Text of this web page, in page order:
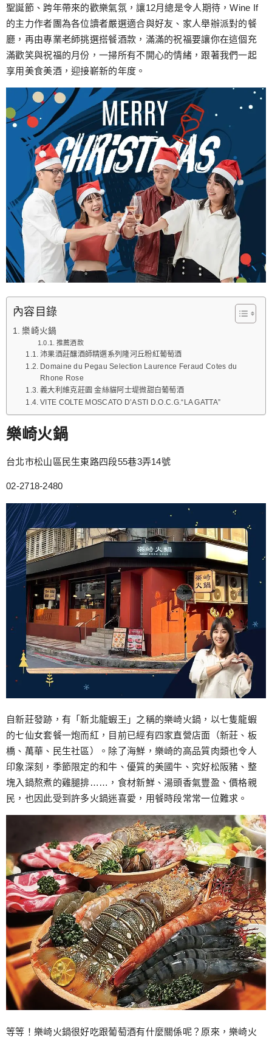
跳
至
主
要
內
容
聖誕節、跨年帶來的歡樂氣氛，讓12月總是令人期待，Wine If
的主力作者團為各位讀者嚴選適合與好友、家人舉辦派對的餐
廳，再由專業老師挑選搭餐酒款，滿滿的祝福要讓你在這個充
滿歡笑與祝福的月份，一掃所有不開心的情緒，跟著我們一起
享用美食美酒，迎接嶄新的年度。
內容目錄
樂崎火鍋
推薦酒款
沛果酒莊釀酒師精選系列隆河丘粉紅葡萄酒
Domaine du Pegau Selection Laurence Feraud Cotes du
Rhone Rose
義大利維克莊園 金絲貓阿士堤微甜白葡萄酒
VITE COLTE MOSCATO D’ASTI D.O.C.G.“LA GATTA”
樂崎火鍋
台北市松山區民生東路四段55巷3弄14號
02-2718-2480
自新莊發跡，有「新北龍蝦王」之稱的樂崎火鍋，以七隻龍蝦
的七仙女套餐一炮而紅，目前已經有四家直營店面（新莊、板
橋、萬華、民生社區）。除了海鮮，樂崎的高品質肉類也令人
印象深刻，季節限定的和牛、優質的美國牛、究好松阪豬、整
塊入鍋熬煮的雞腿排……，食材新鮮、湯頭香氣豐盈、價格親
民，也因此受到許多火鍋迷喜愛，用餐時段常常一位難求。
等等！樂崎火鍋很好吃跟葡萄酒有什麼關係呢？原來，樂崎火